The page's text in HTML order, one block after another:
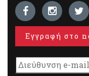
Εγγραφή στο